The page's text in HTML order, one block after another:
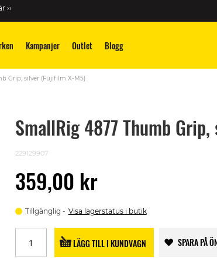
››
Kampanjer Outlet Blogg
Grip, silver (Fujifilm X-M5)
SmallRig 4877 Thumb
229129907
359,00 kr
Tillgänglig Visa lagerstatus i butik
LÄGG TILL I KUNDVAGN SPARA PÅ